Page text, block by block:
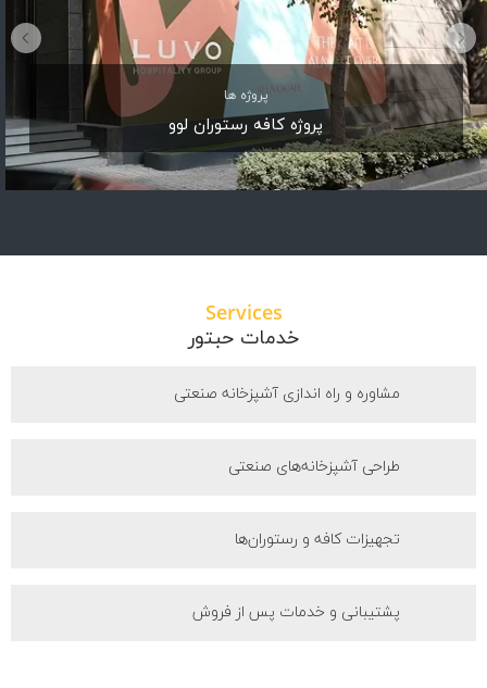
پروژه ها
پروژه کافه رستوران لوو
Services
خدمات حبتور
مشاوره و راه اندازی آشپزخانه صنعتی
طراحی آشپزخانه‌های صنعتی
تجهیزات کافه و رستوران‌ها
پشتیبانی و خدمات پس از فروش